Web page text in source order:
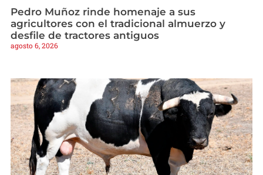
Pedro Muñoz rinde homenaje a sus
agricultores con el tradicional almuerzo y
desfile de tractores antiguos
agosto 6, 2026